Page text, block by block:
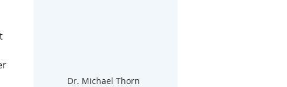
Dr. Michael Thorn